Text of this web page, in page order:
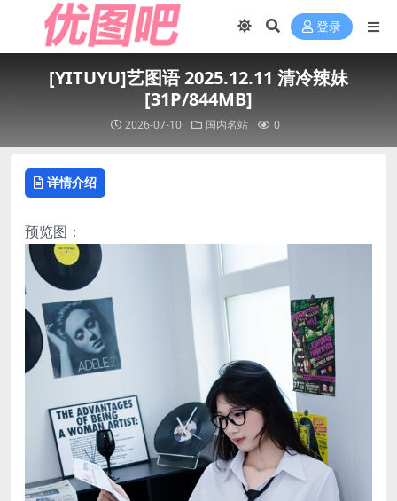
登录
[YITUYU]艺图语 2025.12.11 清冷辣妹
[31P/844MB]
2026-07-10 国内名站 0
详情介绍
预览图：